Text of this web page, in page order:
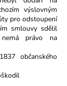
výslovným
pro odstoupení
smlouvy sdělil
právo na
občanského